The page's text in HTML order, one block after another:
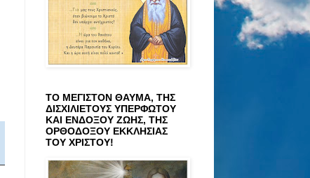
ΤΟ ΜΕΓΙΣΤΟΝ ΘΑΥΜΑ, ΤΗΣ
ΔΙΣΧΙΛΙΕΤΟΥΣ ΥΠΕΡΦΩΤΟΥ
ΚΑΙ ΕΝΔΟΞΟΥ ΖΩΗΣ, ΤΗΣ
ΟΡΘΟΔΟΞΟΥ ΕΚΚΛΗΣΙΑΣ
ΤΟΥ ΧΡΙΣΤΟΥ!